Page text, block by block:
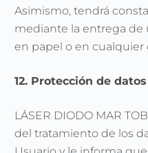
Asimismo, tendrá
mediante la entrega de
en papel o en cualquier
12. Protección de
LÁSER DIODO MAR
del tratamiento de los